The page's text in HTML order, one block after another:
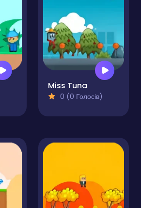
Miss Tuna
0 (0 Голосів)